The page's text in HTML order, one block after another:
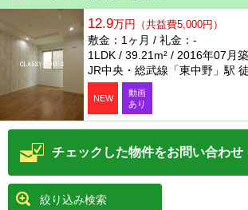
12.9万円 （共益費5,000円）
敷金：1ヶ月 / 礼金：-
1LDK / 39.21m² / 2016年07月築
JR中央・総武線「東中野」駅
NEW
動画
あり
絞り込み検索